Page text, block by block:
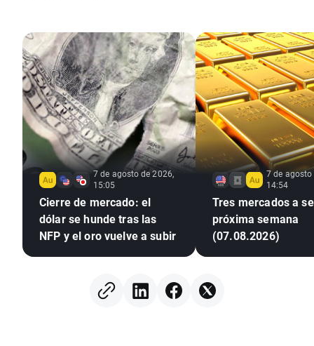
7 de agosto de 2026,
15:05
Cierre de mercado: el
dólar se hunde tras las
NFP y el oro vuelve a subir
7 de agosto
14:54
Tres mercados a
próxima semana
(07.08.2026)